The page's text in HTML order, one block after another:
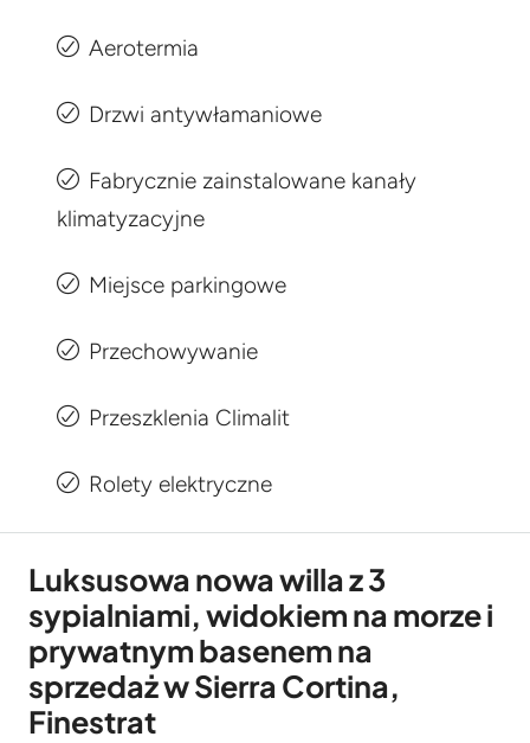
Aerotermia
Drzwi antywłamaniowe
Fabrycznie zainstalowane kanały
klimatyzacyjne
Miejsce parkingowe
Przechowywanie
Przeszklenia Climalit
Rolety elektryczne
Luksusowa nowa willa z 3
sypialniami, widokiem na morze i
prywatnym basenem na
sprzedaż w Sierra Cortina,
Finestrat